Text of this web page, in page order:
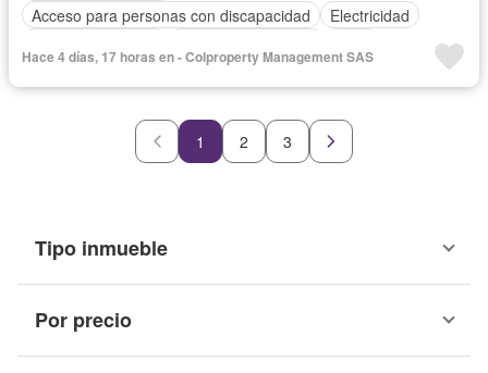
Acceso para personas con discapacidad
Electricidad
Hace 4 días, 17 horas en - Colproperty Management SAS
1 2 3
Tipo inmueble
Por precio